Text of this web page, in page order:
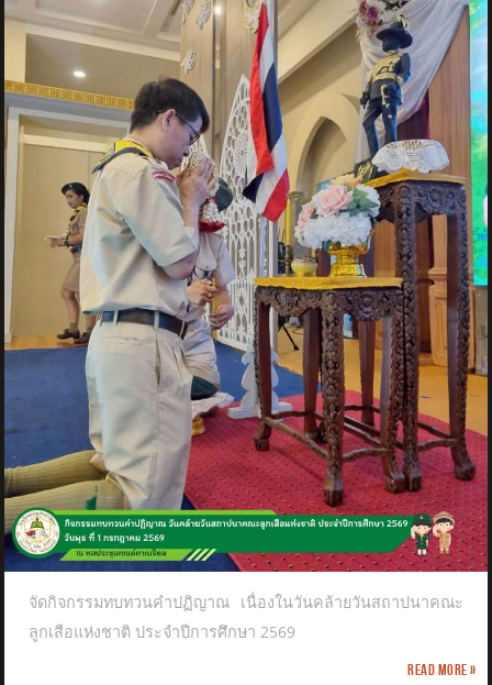
จัดกิจกรรมทบทวนคำปฏิญาณ เนื่องในวันคล้ายวันสถาปนาคณะ
ลูกเสือแห่งชาติ​ ประจำปีการศึกษา 2569
Read more »